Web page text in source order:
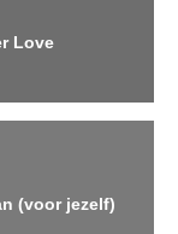
Love
(voor jezelf)